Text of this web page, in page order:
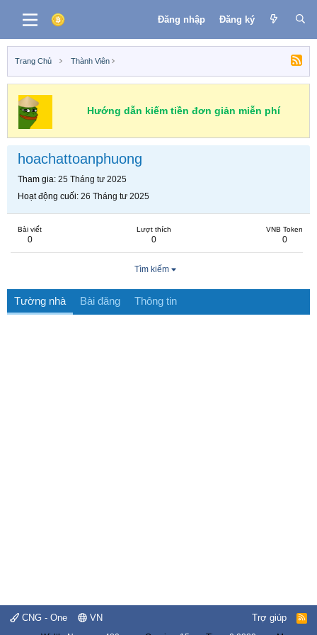
Đăng nhập Đăng ký
Trang Chủ Thành Viên
Hướng dẫn kiếm tiền đơn giản miễn phí
hoachattoanphuong
Tham gia 25 Tháng tư 2025
Hoạt động cuối 26 Tháng tư 2025
Bài viết
0
Lượt thích
0
VNB Token
0
Tìm kiếm
Tường nhà Bài đăng Thông tin
CNG - One VN Trợ giúp
R